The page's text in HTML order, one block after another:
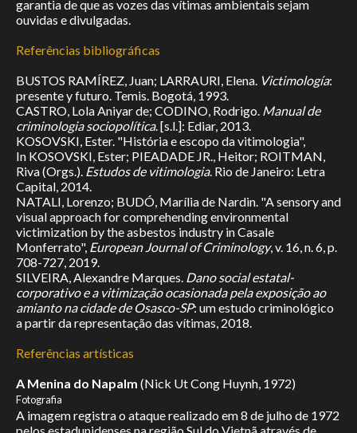
garantia de que as vozes das vítimas ambientais sejam
ouvidas e divulgadas.
Referências bibliográficas
BUSTOS RAMÍREZ, Juan; LARRAURI, Elena. Victimología:
presente y futuro. Temis. Bogotá, 1993.
CASTRO, Lola Aniyar de; CODINO, Rodrigo. Manual de
criminologia sociopolítica. [s.l.]: Ediar, 2013.
KOSOVSKI, Ester. "História e escopo da vitimologia",
In KOSOVSKI, Ester; PIEADADE JR., Heitor; ROITMAN,
Riva (Orgs.). Estudos de vitimologia. Rio de Janeiro: Letra
Capital, 2014.
NATALI, Lorenzo; BUDÓ, Marília de Nardin. "A sensory and
visual approach for comprehending environmental
victimization by the asbestos industry in Casale
Monferrato", European Journal of Criminology, v. 16, n. 6, p.
708-727, 2019.
SILVEIRA, Alexandre Marques. Dano social estatal-
corporativo e a vitimização ocasionada pela exposição ao
amianto na cidade de Osasco-SP: um estudo criminológico
a partir da representação das vítimas, 2018.
Referências artísticas
A Menina do Napalm (Nick Ut Cong Huynh, 1972)
Fotografia
A imagem registra o ataque realizado em 8 de julho de 1972